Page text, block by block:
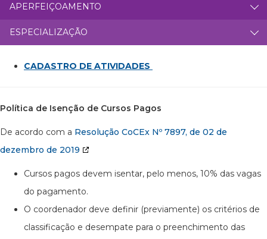
APERFEIÇOAMENTO
ESPECIALIZAÇÃO
CADASTRO DE ATIVIDADES
Política de Isenção de Cursos Pagos
De acordo com a Resolução CoCEx Nº 7897, de 02 de
dezembro de 2019
Cursos pagos devem isentar, pelo menos, 10% das vagas
do pagamento.
O coordenador deve definir (previamente) os critérios de
classificação e desempate para o preenchimento das